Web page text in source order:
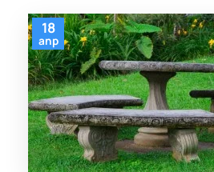
18
апр